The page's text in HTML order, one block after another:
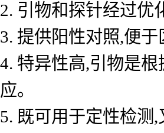
2. 引物和探针经过优
3. 提供阳性对照,便
4. 特异性高,引物是
应。
5. 既可用于定性检测